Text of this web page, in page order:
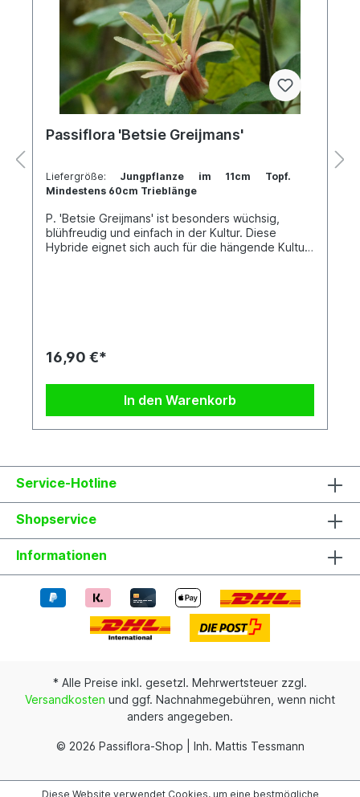
Passiflora 'Betsie Greijmans'
Liefergröße: Jungpflanze im 11cm Topf.
Mindestens 60cm Trieblänge
P. 'Betsie Greijmans' ist besonders wüchsig,
blühfreudig und einfach in der Kultur. Diese
Hybride eignet sich auch für die hängende Kultur
16,90 €*
In den Warenkorb
Service-Hotline
Shopservice
Informationen
* Alle Preise inkl. gesetzl. Mehrwertsteuer zzgl.
Versandkosten und ggf. Nachnahmegebühren, wenn nicht
anders angegeben.
© 2026 Passiflora-Shop | Inh. Mattis Tessmann
Diese Website verwendet Cookies, um eine bestmögliche